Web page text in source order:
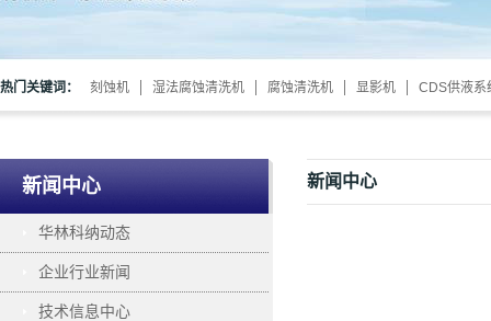
热门关键词： 刻蚀机 湿法腐蚀清洗机 腐蚀清洗机 显影机 CDS供液系
新闻中心
华林科纳动态
企业行业新闻
技术信息中心
新闻中心